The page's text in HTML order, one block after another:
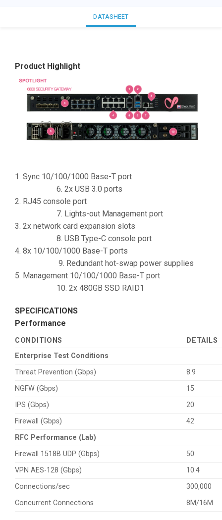
DATASHEET
Product Highlight
1. Sync 10/100/1000 Base-T port
6. 2x USB 3.0 ports
2. RJ45 console port
7. Lights-out Management port
3. 2x network card expansion slots
8. USB Type-C console port
4. 8x 10/100/1000 Base-T ports
9. Redundant hot-swap power supplies
5. Management 10/100/1000 Base-T port
10. 2x 480GB SSD RAID1
SPECIFICATIONS
Performance
CONDITIONS
DETAILS
Enterprise Test Conditions
Threat Prevention (Gbps)
8.9
NGFW (Gbps)
15
IPS (Gbps)
20
Firewall (Gbps)
42
RFC Performance (Lab)
Firewall 1518B UDP (Gbps)
50
VPN AES-128 (Gbps)
10.4
Connections/sec
300,000
Concurrent Connections
8M/16M